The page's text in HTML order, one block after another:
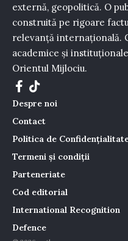
externă, geopolitică. O
construită pe rigoare
relevanță internațională.
academice și
Orientul Mijlociu.
Despre noi
Contact
Politica de
Termeni și condiții
Parteneriate
Cod editorial
International Recognition
Defence